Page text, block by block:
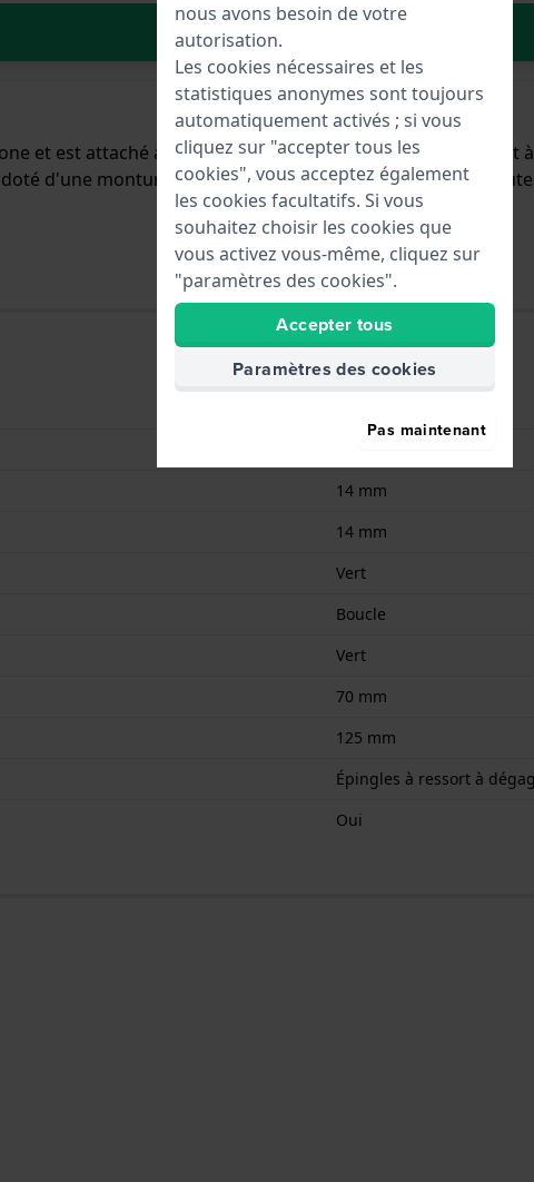
Dans le Panier
et est attaché à la montre au moyen de Épingles à ressort
d'une monture droite, ce qui signifie qu'il convient à
14 mm
14 mm
Vert
Boucle
Vert
70 mm
125 mm
Épingles à ressort à
Oui
nous avons besoin de votre
autorisation.
Les cookies nécessaires et les
statistiques anonymes sont toujours
automatiquement activés ; si vous
cliquez sur "accepter tous les
cookies", vous acceptez également
les cookies facultatifs. Si vous
souhaitez choisir les cookies que
vous activez vous-même, cliquez sur
"paramètres des cookies".
Accepter tous
Paramètres des cookies
Pas maintenant